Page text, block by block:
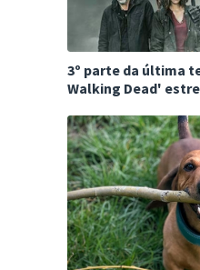
3º parte da última
Walking Dead'